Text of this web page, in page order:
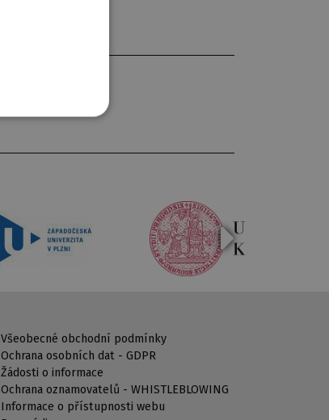
Všeobecné obchodní podmínky
Ochrana osobních dat - GDPR
Žádosti o informace
Ochrana oznamovatelů - WHISTLEBLOWING
Informace o přístupnosti webu